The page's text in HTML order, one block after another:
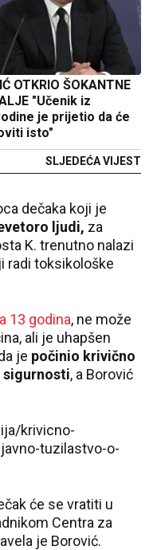
OTKRIO ŠOKANTNE
"Učenik iz
je prijetio da će
isto"
SLJEDEĆA VIJEST
dečaka koji je
ljudi, za
K. trenutno nalazi
radi toksikološke
13 godina, ne može
ali je uhapšen
je počinio krivično
sigurnosti, a Borović
krivicno-
tuzilastvo-o-
će se vratiti u
Centra za
je Borović.